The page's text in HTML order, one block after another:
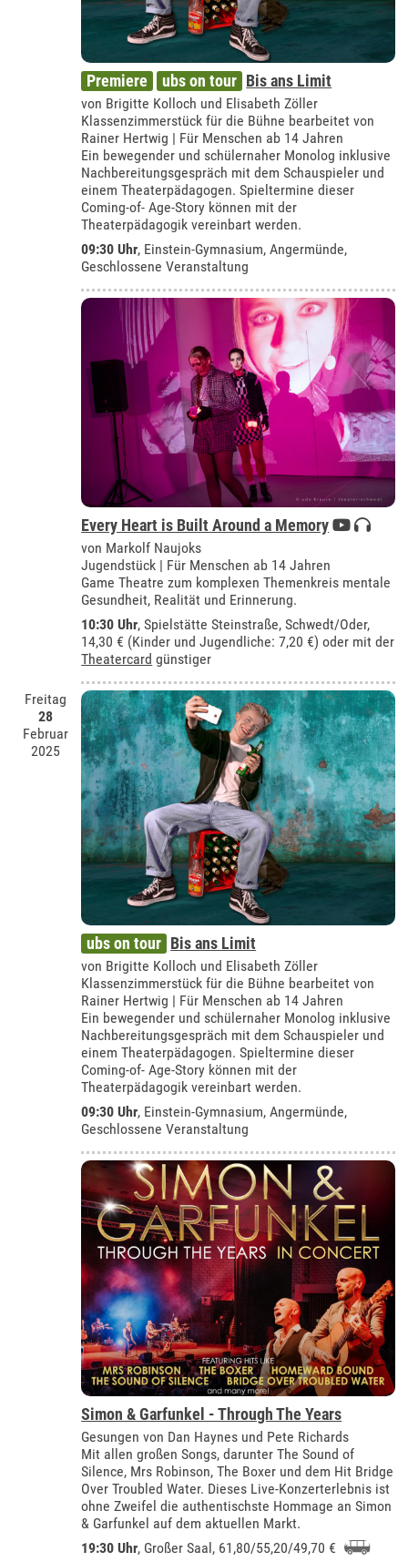
Premiere ubs on tour Bis ans Limit
von Brigitte Kolloch und Elisabeth Zöller
Klassenzimmerstück für die Bühne bearbeitet von
Rainer Hertwig | Für Menschen ab 14 Jahren
Ein bewegender und schülernaher Monolog inklusive
Nachbereitungsgespräch mit dem Schauspieler und
einem Theaterpädagogen. Spieltermine dieser
Coming-of- Age-Story können mit der
Theaterpädagogik vereinbart werden.
09:30 Uhr, Einstein-Gymnasium, Angermünde,
Geschlossene Veranstaltung
Every Heart is Built Around a Memory
von Markolf Naujoks
Jugendstück | Für Menschen ab 14 Jahren
Game Theatre zum komplexen Themenkreis mentale
Gesundheit, Realität und Erinnerung.
10:30 Uhr, Spielstätte Steinstraße, Schwedt/Oder,
14,30 € (Kinder und Jugendliche: 7,20 €) oder mit der
Theatercard günstiger
Freitag
28
Februar
2025
ubs on tour Bis ans Limit
von Brigitte Kolloch und Elisabeth Zöller
Klassenzimmerstück für die Bühne bearbeitet von
Rainer Hertwig | Für Menschen ab 14 Jahren
Ein bewegender und schülernaher Monolog inklusive
Nachbereitungsgespräch mit dem Schauspieler und
einem Theaterpädagogen. Spieltermine dieser
Coming-of- Age-Story können mit der
Theaterpädagogik vereinbart werden.
09:30 Uhr, Einstein-Gymnasium, Angermünde,
Geschlossene Veranstaltung
Simon & Garfunkel - Through The Years
Gesungen von Dan Haynes und Pete Richards
Mit allen großen Songs, darunter The Sound of
Silence, Mrs Robinson, The Boxer und dem Hit Bridge
Over Troubled Water. Dieses Live-Konzerterlebnis ist
ohne Zweifel die authentischste Hommage an Simon
& Garfunkel auf dem aktuellen Markt.
19:30 Uhr, Großer Saal, 61,80/55,20/49,70 €